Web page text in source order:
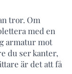
tror. Om
med en
armatur mot
du ser kanter,
är det att få